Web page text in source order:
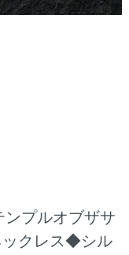
ンプルオブザサ
ックレス◆シル